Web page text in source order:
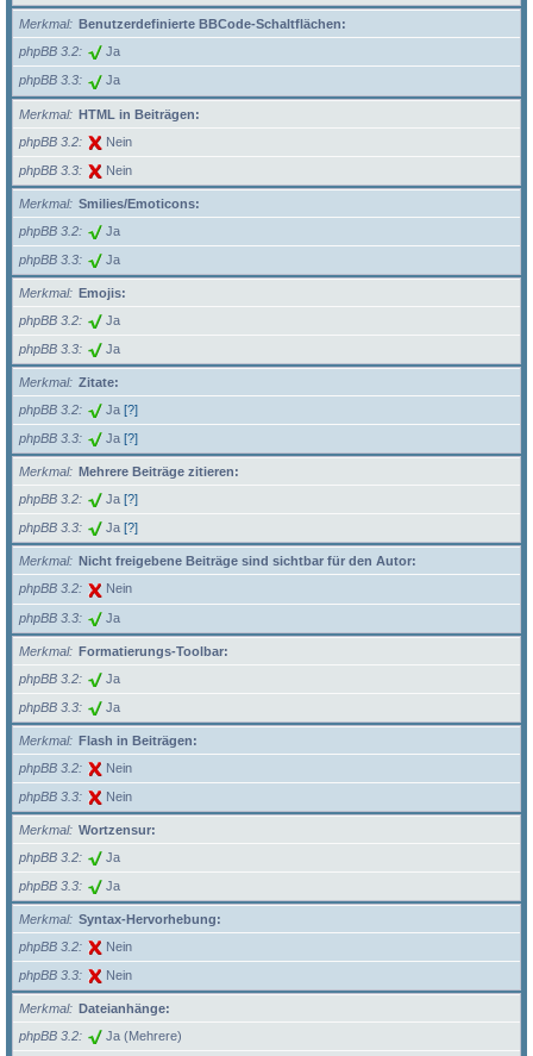
Merkmal
Benutzerdefinierte BBCode-Schaltflächen:
phpBB 3.2
Ja
phpBB 3.3 Ja
Merkmal
HTML in Beiträgen:
phpBB 3.2
Nein
phpBB 3.3 Nein
Merkmal
Smilies/Emoticons:
phpBB 3.2
Ja
phpBB 3.3 Ja
Merkmal
Emojis:
phpBB 3.2
Ja
phpBB 3.3 Ja
Merkmal
Zitate:
phpBB 3.2
Ja [?]
phpBB 3.3 Ja [?]
Merkmal
Mehrere Beiträge zitieren:
phpBB 3.2
Ja [?]
phpBB 3.3 Ja [?]
Merkmal
Nicht freigebene Beiträge sind sichtbar für den Autor:
phpBB 3.2
Nein
phpBB 3.3 Ja
Merkmal
Formatierungs-Toolbar:
phpBB 3.2
Ja
phpBB 3.3 Ja
Merkmal
Flash in Beiträgen:
phpBB 3.2
Nein
phpBB 3.3 Nein
Merkmal
Wortzensur:
phpBB 3.2
Ja
phpBB 3.3 Ja
Merkmal
Syntax-Hervorhebung:
phpBB 3.2
Nein
phpBB 3.3 Nein
Merkmal
Dateianhänge:
phpBB 3.2
Ja (Mehrere)